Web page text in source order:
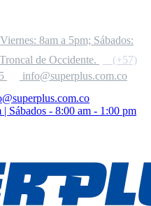
8am a 5pm; Sábados:
de Occidente.
(+57)
info@superplus.com.co
Sábados - 8:00 am - 1:00 pm